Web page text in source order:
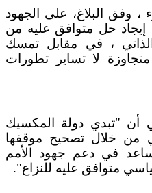
وفق البلاغ، على الجهود
إيجاد حل متوافق عليه من
، في مقابل تمسك
لا تساير تطورات
أن "تبدي دولة المكسيك
من خلال تصحيح موقفها
يساعد في دعم جهود الأمم
متوافق عليه للنزاع".